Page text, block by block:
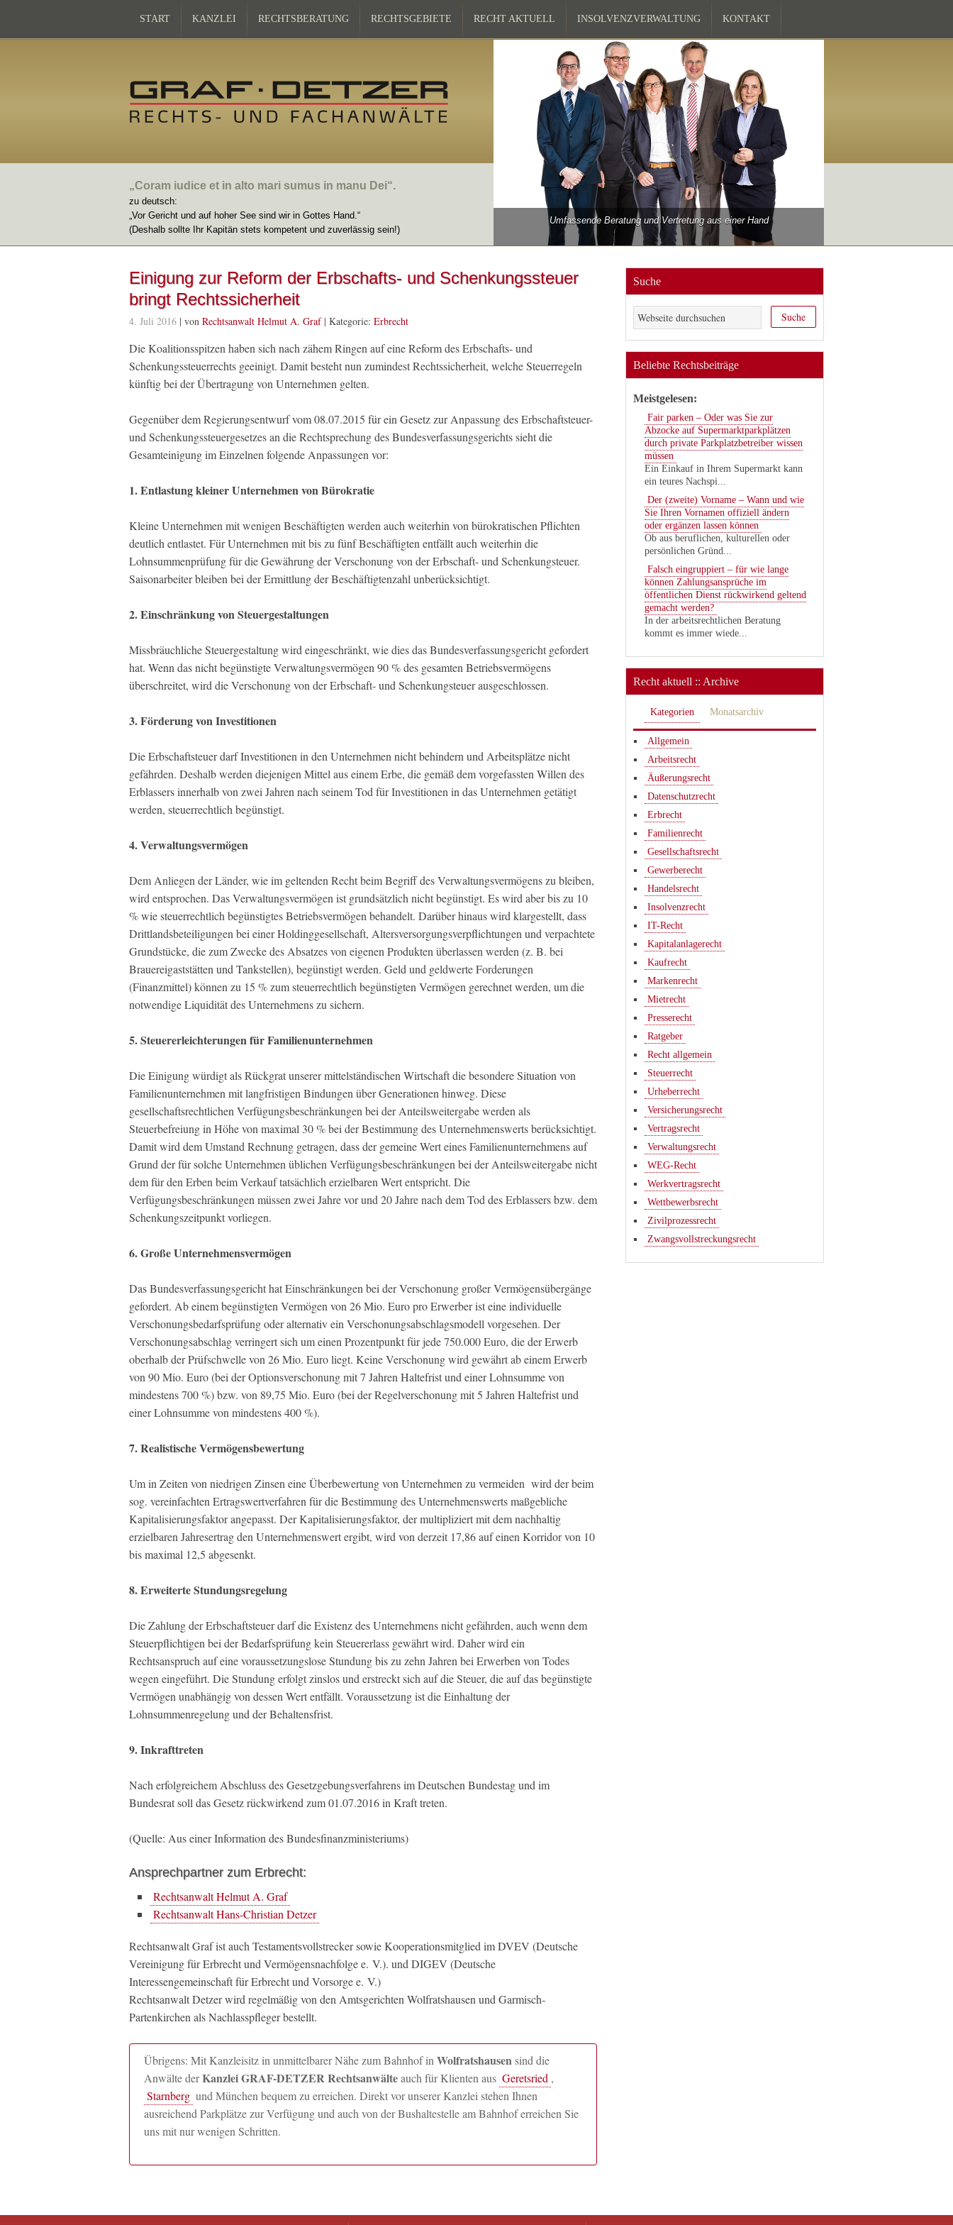
START KANZLEI RECHTSBERATUNG RECHTSGEBIETE RECHT AKTUELL INSOLVENZVERWALTUNG KONTAKT
„Coram iudice et in alto mari sumus in manu Dei“.
zu deutsch:
„Vor Gericht und auf hoher See sind wir in Gottes Hand.“
(Deshalb sollte Ihr Kapitän stets kompetent und zuverlässig sein!)
Umfassende Beratung und Vertretung aus einer Hand
Einigung zur Reform der Erbschafts- und Schenkungssteuer
bringt Rechtssicherheit
4. Juli 2016 | von Rechtsanwalt Helmut A. Graf| Kategorie: Erbrecht
Die Koalitionsspitzen haben sich nach zähem Ringen auf eine Reform des Erbschafts- und
Schenkungssteuerrechts geeinigt. Damit besteht nun zumindest Rechtssicherheit, welche Steuerregeln
künftig bei der Übertragung von Unternehmen gelten.
Gegenüber dem Regierungsentwurf vom 08.07.2015 für ein Gesetz zur Anpassung des Erbschaftsteuer-
und Schenkungssteuergesetzes an die Rechtsprechung des Bundesverfassungsgerichts sieht die
Gesamteinigung im Einzelnen folgende Anpassungen vor:
1. Entlastung kleiner Unternehmen von Bürokratie
Kleine Unternehmen mit wenigen Beschäftigten werden auch weiterhin von bürokratischen Pflichten
deutlich entlastet. Für Unternehmen mit bis zu fünf Beschäftigten entfällt auch weiterhin die
Lohnsummenprüfung für die Gewährung der Verschonung von der Erbschaft- und Schenkungsteuer.
Saisonarbeiter bleiben bei der Ermittlung der Beschäftigtenzahl unberücksichtigt.
2. Einschränkung von Steuergestaltungen
Missbräuchliche Steuergestaltung wird eingeschränkt, wie dies das Bundesverfassungsgericht gefordert
hat. Wenn das nicht begünstigte Verwaltungsvermögen 90 % des gesamten Betriebsvermögens
überschreitet, wird die Verschonung von der Erbschaft- und Schenkungsteuer ausgeschlossen.
3. Förderung von Investitionen
Die Erbschaftsteuer darf Investitionen in den Unternehmen nicht behindern und Arbeitsplätze nicht
gefährden. Deshalb werden diejenigen Mittel aus einem Erbe, die gemäß dem vorgefassten Willen des
Erblassers innerhalb von zwei Jahren nach seinem Tod für Investitionen in das Unternehmen getätigt
werden, steuerrechtlich begünstigt.
4. Verwaltungsvermögen
Dem Anliegen der Länder, wie im geltenden Recht beim Begriff des Verwaltungsvermögens zu bleiben,
wird entsprochen. Das Verwaltungsvermögen ist grundsätzlich nicht begünstigt. Es wird aber bis zu 10
% wie steuerrechtlich begünstigtes Betriebsvermögen behandelt. Darüber hinaus wird klargestellt, dass
Drittlandsbeteiligungen bei einer Holdinggesellschaft, Altersversorgungsverpflichtungen und verpachtete
Grundstücke, die zum Zwecke des Absatzes von eigenen Produkten überlassen werden (z. B. bei
Brauereigaststätten und Tankstellen), begünstigt werden. Geld und geldwerte Forderungen
(Finanzmittel) können zu 15 % zum steuerrechtlich begünstigten Vermögen gerechnet werden, um die
notwendige Liquidität des Unternehmens zu sichern.
5. Steuererleichterungen für Familienunternehmen
Die Einigung würdigt als Rückgrat unserer mittelständischen Wirtschaft die besondere Situation von
Familienunternehmen mit langfristigen Bindungen über Generationen hinweg. Diese
gesellschaftsrechtlichen Verfügungsbeschränkungen bei der Anteilsweitergabe werden als
Steuerbefreiung in Höhe von maximal 30 % bei der Bestimmung des Unternehmenswerts berücksichtigt.
Damit wird dem Umstand Rechnung getragen, dass der gemeine Wert eines Familienunternehmens auf
Grund der für solche Unternehmen üblichen Verfügungsbeschränkungen bei der Anteilsweitergabe nicht
dem für den Erben beim Verkauf tatsächlich erzielbaren Wert entspricht. Die
Verfügungsbeschränkungen müssen zwei Jahre vor und 20 Jahre nach dem Tod des Erblassers bzw. dem
Schenkungszeitpunkt vorliegen.
6. Große Unternehmensvermögen
Das Bundesverfassungsgericht hat Einschränkungen bei der Verschonung großer Vermögensübergänge
gefordert. Ab einem begünstigten Vermögen von 26 Mio. Euro pro Erwerber ist eine individuelle
Verschonungsbedarfsprüfung oder alternativ ein Verschonungsabschlagsmodell vorgesehen. Der
Verschonungsabschlag verringert sich um einen Prozentpunkt für jede 750.000 Euro, die der Erwerb
oberhalb der Prüfschwelle von 26 Mio. Euro liegt. Keine Verschonung wird gewährt ab einem Erwerb
von 90 Mio. Euro (bei der Optionsverschonung mit 7 Jahren Haltefrist und einer Lohnsumme von
mindestens 700 %) bzw. von 89,75 Mio. Euro (bei der Regelverschonung mit 5 Jahren Haltefrist und
einer Lohnsumme von mindestens 400 %).
7. Realistische Vermögensbewertung
Um in Zeiten von niedrigen Zinsen eine Überbewertung von Unternehmen zu vermeiden wird der beim
sog. vereinfachten Ertragswertverfahren für die Bestimmung des Unternehmenswerts maßgebliche
Kapitalisierungsfaktor angepasst. Der Kapitalisierungsfaktor, der multipliziert mit dem nachhaltig
erzielbaren Jahresertrag den Unternehmenswert ergibt, wird von derzeit 17,86 auf einen Korridor von 10
bis maximal 12,5 abgesenkt.
8. Erweiterte Stundungsregelung
Die Zahlung der Erbschaftsteuer darf die Existenz des Unternehmens nicht gefährden, auch wenn dem
Steuerpflichtigen bei der Bedarfsprüfung kein Steuererlass gewährt wird. Daher wird ein
Rechtsanspruch auf eine voraussetzungslose Stundung bis zu zehn Jahren bei Erwerben von Todes
wegen eingeführt. Die Stundung erfolgt zinslos und erstreckt sich auf die Steuer, die auf das begünstigte
Vermögen unabhängig von dessen Wert entfällt. Voraussetzung ist die Einhaltung der
Lohnsummenregelung und der Behaltensfrist.
9. Inkrafttreten
Nach erfolgreichem Abschluss des Gesetzgebungsverfahrens im Deutschen Bundestag und im
Bundesrat soll das Gesetz rückwirkend zum 01.07.2016 in Kraft treten.
(Quelle: Aus einer Information des Bundesfinanzministeriums)
Ansprechpartner zum Erbrecht:
Rechtsanwalt Helmut A. Graf
Rechtsanwalt Hans-Christian Detzer
Rechtsanwalt Graf ist auch Testamentsvollstrecker sowie Kooperationsmitglied im DVEV (Deutsche
Vereinigung für Erbrecht und Vermögensnachfolge e. V.). und DIGEV (Deutsche
Interessengemeinschaft für Erbrecht und Vorsorge e. V.)
Rechtsanwalt Detzer wird regelmäßig von den Amtsgerichten Wolfratshausen und Garmisch-
Partenkirchen als Nachlasspfleger bestellt.
Übrigens: Mit Kanzleisitz in unmittelbarer Nähe zum Bahnhof in Wolfratshausensind die
Anwälte derKanzlei GRAF-DETZER Rechtsanwälteauch für Klienten aus Geretsried ,
Starnberg und München bequem zu erreichen. Direkt vor unserer Kanzlei stehen Ihnen
ausreichend Parkplätze zur Verfügung und auch von der Bushaltestelle am Bahnhof erreichen Sie
uns mit nur wenigen Schritten.
Suche
Beliebte Rechtsbeiträge
Meistgelesen:
Fair parken – Oder was Sie zur
Abzocke auf Supermarktparkplätzen
durch private Parkplatzbetreiber wissen
müssen
Ein Einkauf in Ihrem Supermarkt kann
ein teures Nachspi...
Der (zweite) Vorname – Wann und wie
Sie Ihren Vornamen offiziell ändern
oder ergänzen lassen können
Ob aus beruflichen, kulturellen oder
persönlichen Gründ...
Falsch eingruppiert – für wie lange
können Zahlungsansprüche im
öffentlichen Dienst rückwirkend geltend
gemacht werden?
In der arbeitsrechtlichen Beratung
kommt es immer wiede...
Recht aktuell :: Archive
Kategorien Monatsarchiv
Allgemein
Arbeitsrecht
Äußerungsrecht
Datenschutzrecht
Erbrecht
Familienrecht
Gesellschaftsrecht
Gewerberecht
Handelsrecht
Insolvenzrecht
IT-Recht
Kapitalanlagerecht
Kaufrecht
Markenrecht
Mietrecht
Presserecht
Ratgeber
Recht allgemein
Steuerrecht
Urheberrecht
Versicherungsrecht
Vertragsrecht
Verwaltungsrecht
WEG-Recht
Werkvertragsrecht
Wettbewerbsrecht
Zivilprozessrecht
Zwangsvollstreckungsrecht